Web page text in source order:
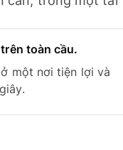
toàn cầu.
một nơi tiện lợi và